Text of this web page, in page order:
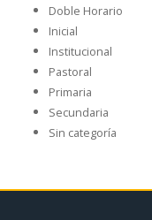
Doble Horario
Inicial
Institucional
Pastoral
Primaria
Secundaria
Sin categoría